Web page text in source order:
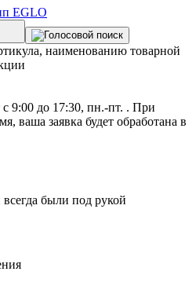
наименованию товарной
9:00 до 17:30, пн.-пт. . При
ваша заявка будет обработана в
были под рукой